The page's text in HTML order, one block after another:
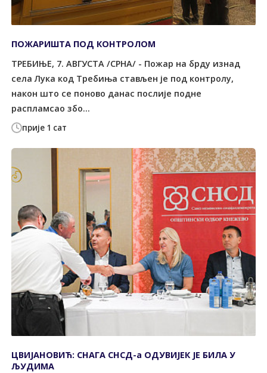
прије 1 сат
ПОЖАРИШТА ПОД КОНTРОЛОМ
ТРЕБИЊЕ, 7. АВГУСТА /СРНА/ - Пожар на брду изнад
села Лука код Tребиња стављен је под контролу,
након што се поново данас послије подне
распламсао збо...
ЦВИЈАНОВИЋ: СНАГА СНСД-а ОДУВИЈЕК ЈЕ БИЛА У
ЉУДИМА